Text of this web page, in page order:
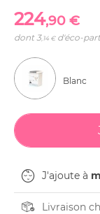
224,90 €
dont 3,14 €d'éco-
Blanc
J'ajoute à
Livraison